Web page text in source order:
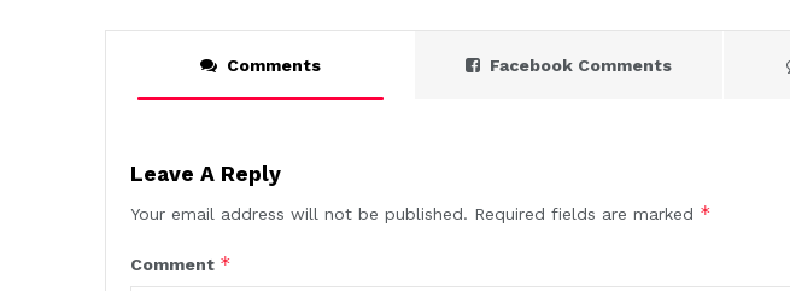
Comments Facebook Comments
Leave A Reply
Your email address will not be published. Required fields are marked *
Comment *